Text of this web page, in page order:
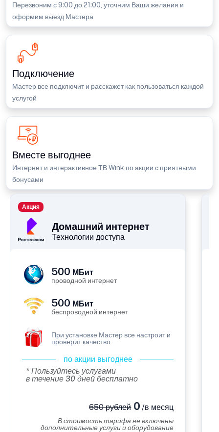
Перезвоним с 9:00 до 21:00, уточним Ваши желания и
оформим выезд Мастера
Подключение
Мастер все подключит и расскажет как пользоваться каждой
услугой
Вместе выгоднее
Интернет и интерактивное ТВ Wink по акции с приятными
бонусами
Домашний интернет
Технологии доступа
Акция
500 МБит
проводной интернет
500 МБит
беспроводной интернет
При установке Мастер все настроит и
проверит качество
по акции выгоднее
* Пользуйтесь услугами
в течение 30 дней бесплатно
650 рублей0 /в месяц
В стоимость тарифа не включены
дополнительные услуги и оборудование